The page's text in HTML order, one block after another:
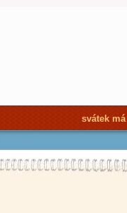
svátek má